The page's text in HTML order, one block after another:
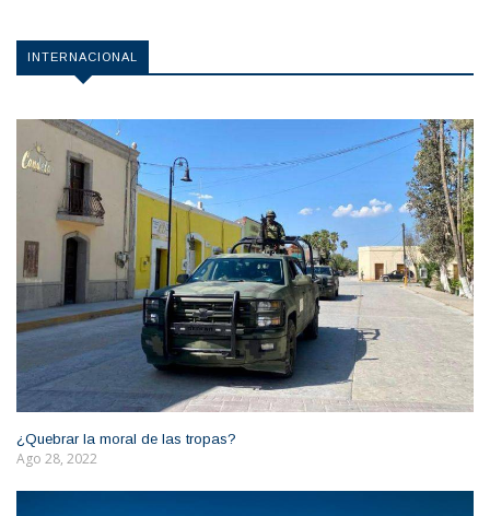
INTERNACIONAL
¿Quebrar la moral de las tropas?
Ago 28, 2022